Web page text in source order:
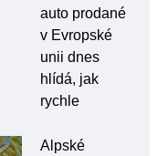
auto prodané
v Evropské
unii dnes
hlídá, jak
rychle
Alpské